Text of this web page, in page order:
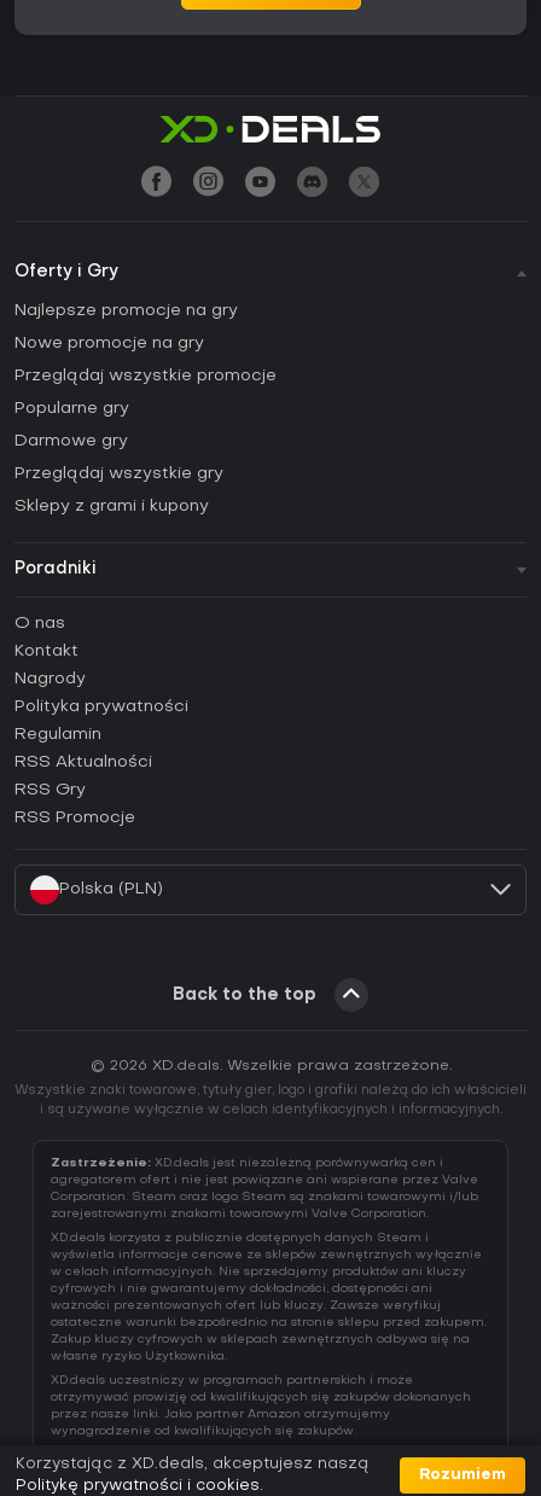
Oferty i Gry
Najlepsze promocje na gry
Nowe promocje na gry
Przeglądaj wszystkie promocje
Popularne gry
Darmowe gry
Przeglądaj wszystkie gry
Sklepy z grami i kupony
Poradniki
Poradniki
Jak aktywować klucz Steam (CD Key)?
Jak aktywować klucz Epic Games (CD Key)?
Jak aktywować klucz GOG (CD Key)?
Jak aktywować klucz Ubisoft Connect (CD Key)?
O nas
Kontakt
Nagrody
Polityka prywatności
Regulamin
RSS Aktualności
RSS Gry
RSS Promocje
Polska (PLN)
Back to the top
© 2026 XD.deals. Wszelkie prawa zastrzeżone.
Wszystkie znaki towarowe, tytuły gier, logo i grafiki należą do ich właścicieli
i są używane wyłącznie w celach identyfikacyjnych i informacyjnych.
Zastrzeżenie: XD.deals jest niezależną porównywarką cen i
agregatorem ofert i nie jest powiązane ani wspierane przez Valve
Corporation. Steam oraz logo Steam są znakami towarowymi i/lub
zarejestrowanymi znakami towarowymi Valve Corporation.
XD.deals korzysta z publicznie dostępnych danych Steam i
wyświetla informacje cenowe ze sklepów zewnętrznych wyłącznie
w celach informacyjnych. Nie sprzedajemy produktów ani kluczy
cyfrowych i nie gwarantujemy dokładności, dostępności ani
ważności prezentowanych ofert lub kluczy. Zawsze weryfikuj
ostateczne warunki bezpośrednio na stronie sklepu przed zakupem.
Zakup kluczy cyfrowych w sklepach zewnętrznych odbywa się na
własne ryzyko Użytkownika.
XD.deals uczestniczy w programach partnerskich i może
otrzymywać prowizję od kwalifikujących się zakupów dokonanych
przez nasze linki. Jako partner Amazon otrzymujemy
wynagrodzenie od kwalifikujących się zakupów.
Korzystając z XD.deals, akceptujesz naszą
Politykę prywatności i cookies
Rozumiem